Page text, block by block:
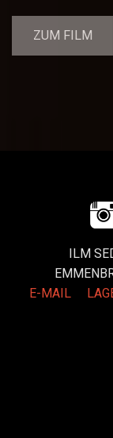
ZUM FILM
ILM
E-MAIL